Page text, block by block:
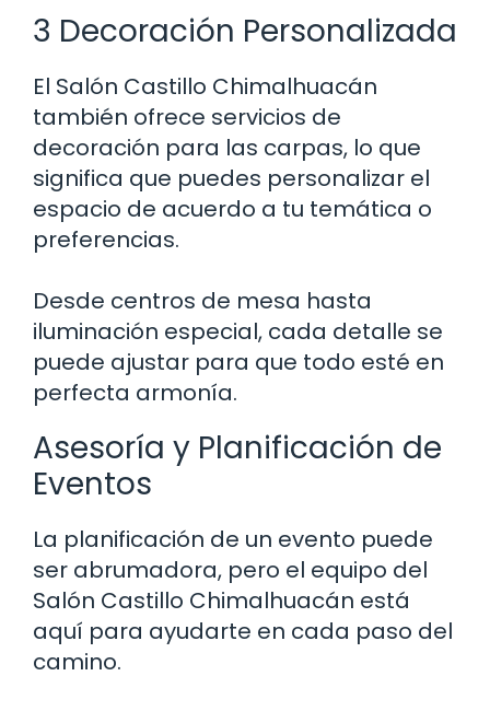
3 Decoración Personalizada
El Salón Castillo Chimalhuacán
también ofrece servicios de
decoración para las carpas, lo que
significa que puedes personalizar el
espacio de acuerdo a tu temática o
preferencias.
Desde centros de mesa hasta
iluminación especial, cada detalle se
puede ajustar para que todo esté en
perfecta armonía.
Asesoría y Planificación de
Eventos
La planificación de un evento puede
ser abrumadora, pero el equipo del
Salón Castillo Chimalhuacán está
aquí para ayudarte en cada paso del
camino.